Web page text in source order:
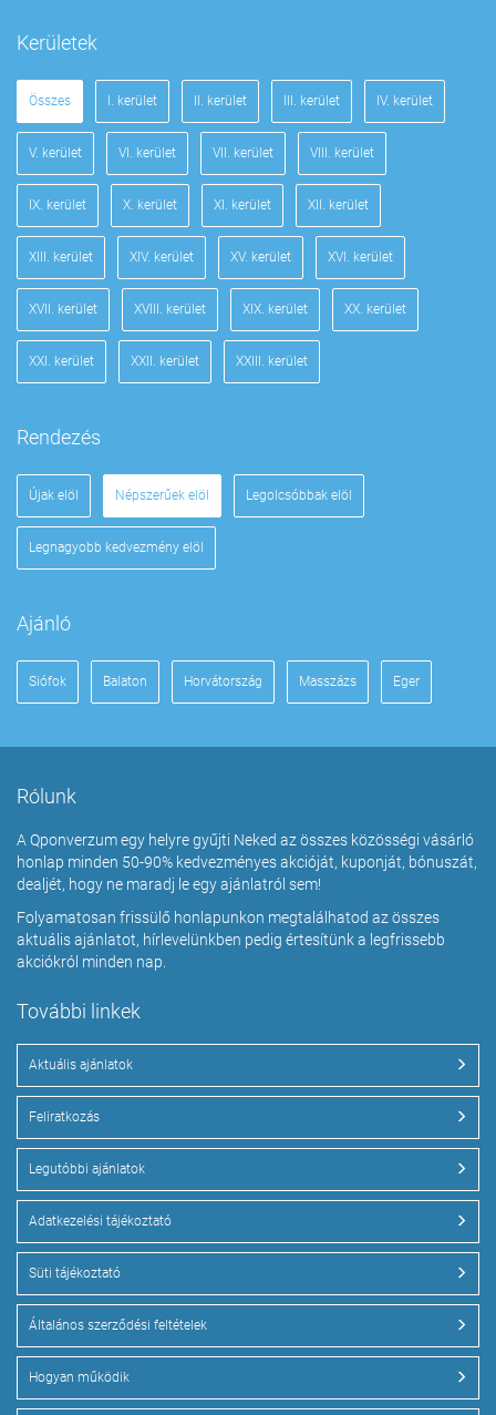
Kerületek
Összes I. kerület II. kerület III. kerület IV. kerület
V. kerület VI. kerület VII. kerület VIII. kerület
IX. kerület X. kerület XI. kerület XII. kerület
XIII. kerület XIV. kerület XV. kerület XVI. kerület
XVII. kerület XVIII. kerület XIX. kerület XX. kerület
XXI. kerület XXII. kerület XXIII. kerület
Rendezés
Újak elöl Népszerűek elöl Legolcsóbbak elöl
Legnagyobb kedvezmény elöl
Ajánló
Siófok Balaton Horvátország Masszázs Eger
Rólunk
A Qponverzum egy helyre gyűjti Neked az összes közösségi vásárló
honlap minden 50-90% kedvezményes akcióját, kuponját, bónuszát,
dealjét, hogy ne maradj le egy ajánlatról sem!
Folyamatosan frissülő honlapunkon megtalálhatod az összes
aktuális ajánlatot, hírlevelünkben pedig értesítünk a legfrissebb
akciókról minden nap.
További linkek
Aktuális ajánlatok
Feliratkozás
Legutóbbi ajánlatok
Adatkezelési tájékoztató
Süti tájékoztató
Általános szerződési feltételek
Hogyan működik